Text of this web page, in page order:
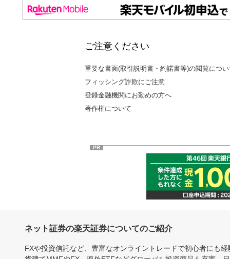
ご注意ください
重要な書面(取引説明書・約諾書等)の閲覧につ
フィッシング詐欺にご注意
登録金融機関にお勤めの方へ
著作権について
PR
ネット証券の楽天証券についてのご紹介
FXや投資信託など、豊富なオンライントレードで初心者にも